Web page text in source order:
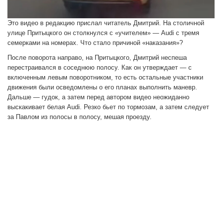
Это видео в редакцию прислал читатель Дмитрий. На столичной
улице Притыцкого он столкнулся с «учителем» — Audi с тремя
семерками на номерах. Что стало причиной «наказания»?
После поворота направо, на Притыцкого, Дмитрий неспеша
перестраивался в соседнюю полосу. Как он утверждает — с
включенным левым поворотником, то есть остальные участники
движения были осведомлены о его планах выполнить маневр.
Дальше — гудок, а затем перед автором видео неожиданно
выскакивает белая Audi. Резко бьет по тормозам, а затем следует
за Павлом из полосы в полосу, мешая проезду.